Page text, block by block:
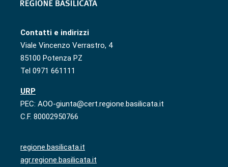
Contatti e indirizzi
Viale Vincenzo Verrastro, 4
85100 Potenza PZ
Tel 0971 661111
URP
PEC: AOO-giunta@cert.regione.basilicata.it
C.F. 80002950766
regione.basilicata.it
agr.regione.basilicata.it